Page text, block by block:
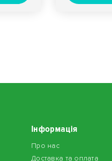
Інформація
Про нас
Доставка та оплата